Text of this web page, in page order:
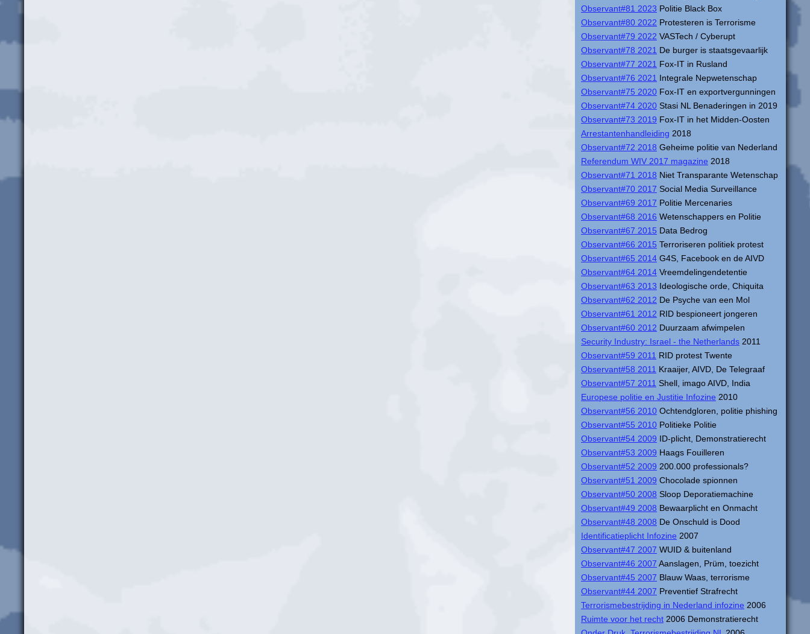
Observant#81 2023 Politie Black Box
Observant#80 2022 Protesteren is Terrorisme
Observant#79 2022 VASTech / Cyberupt
Observant#78 2021 De burger is staatsgevaarlijk
Observant#77 2021 Fox-IT in Rusland
Observant#76 2021 Integrale Nepwetenschap
Observant#75 2020 Fox-IT en exportvergunningen
Observant#74 2020 Stasi NL Benaderingen in 2019
Observant#73 2019 Fox-IT in het Midden-Oosten
Arrestantenhandleiding 2018
Observant#72 2018 Geheime politie van Nederland
Referendum WIV 2017 magazine 2018
Observant#71 2018 Niet Transparante Wetenschap
Observant#70 2017 Social Media Surveillance
Observant#69 2017 Politie Mercenaries
Observant#68 2016 Wetenschappers en Politie
Observant#67 2015 Data Bedrog
Observant#66 2015 Terroriseren politiek protest
Observant#65 2014 G4S, Facebook en de AIVD
Observant#64 2014 Vreemdelingendetentie
Observant#63 2013 Ideologische orde, Chiquita
Observant#62 2012 De Psyche van een Mol
Observant#61 2012 RID bespioneert jongeren
Observant#60 2012 Duurzaam afwimpelen
Security Industry: Israel - the Netherlands 2011
Observant#59 2011 RID protest Twente
Observant#58 2011 Kraaijer, AIVD, De Telegraaf
Observant#57 2011 Shell, imago AIVD, India
Europese politie en Justitie Infozine 2010
Observant#56 2010 Ochtendgloren, politie phishing
Observant#55 2010 Politieke Politie
Observant#54 2009 ID-plicht, Demonstratierecht
Observant#53 2009 Haags Fouilleren
Observant#52 2009 200.000 professionals?
Observant#51 2009 Chocolade spionnen
Observant#50 2008 Sloop Deporatiemachine
Observant#49 2008 Bewaarplicht en Onmacht
Observant#48 2008 De Onschuld is Dood
Identificatieplicht Infozine 2007
Observant#47 2007 WUID & buitenland
Observant#46 2007 Aanslagen, Prüm, toezicht
Observant#45 2007 Blauw Waas, terrorisme
Observant#44 2007 Preventief Strafrecht
Terrorismebestrijding in Nederland infozine 2006
Ruimte voor het recht 2006 Demonstratierecht